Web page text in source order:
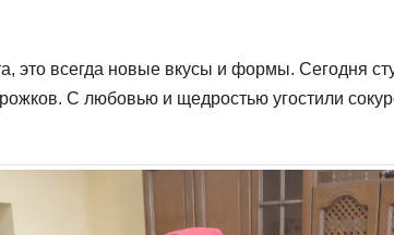
это всегда новые вкусы и формы. Сегодня
С любовью и щедростью угостили